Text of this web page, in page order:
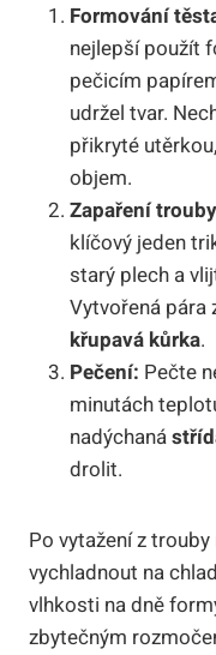
Formování
nejlepší použít
pečicím
udržel tvar.
přikryté
objem.
Zapaření
klíčový jeden
starý plech a
Vytvořená pára
křupavá kůrka.
Pečení: Pečte
minutách
nadýchaná
drolit.
Po vytažení z
vychladnout na
vlhkosti na dně
zbytečným